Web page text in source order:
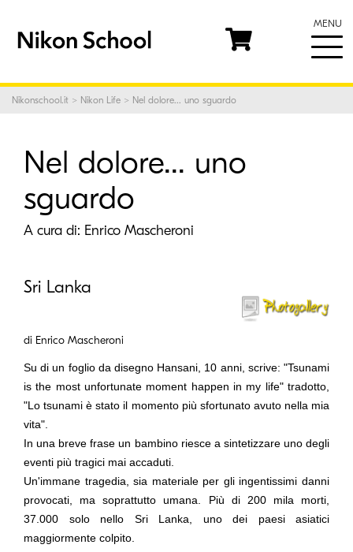
MENU
Nikonschool.it > Nikon Life > Nel dolore... uno sguardo
Nel dolore... uno
sguardo
A cura di: Enrico Mascheroni
Sri Lanka
di Enrico Mascheroni
Su di un foglio da disegno Hansani, 10 anni, scrive: "Tsunami
is the most unfortunate moment happen in my life" tradotto,
"Lo tsunami è stato il momento più sfortunato avuto nella mia
vita".
In una breve frase un bambino riesce a sintetizzare uno degli
eventi più tragici mai accaduti.
Un'immane tragedia, sia materiale per gli ingentissimi danni
provocati, ma soprattutto umana. Più di200 mila morti
37.000 solo nello Sri Lanka, uno dei paesi asiatici
maggiormente colpito.